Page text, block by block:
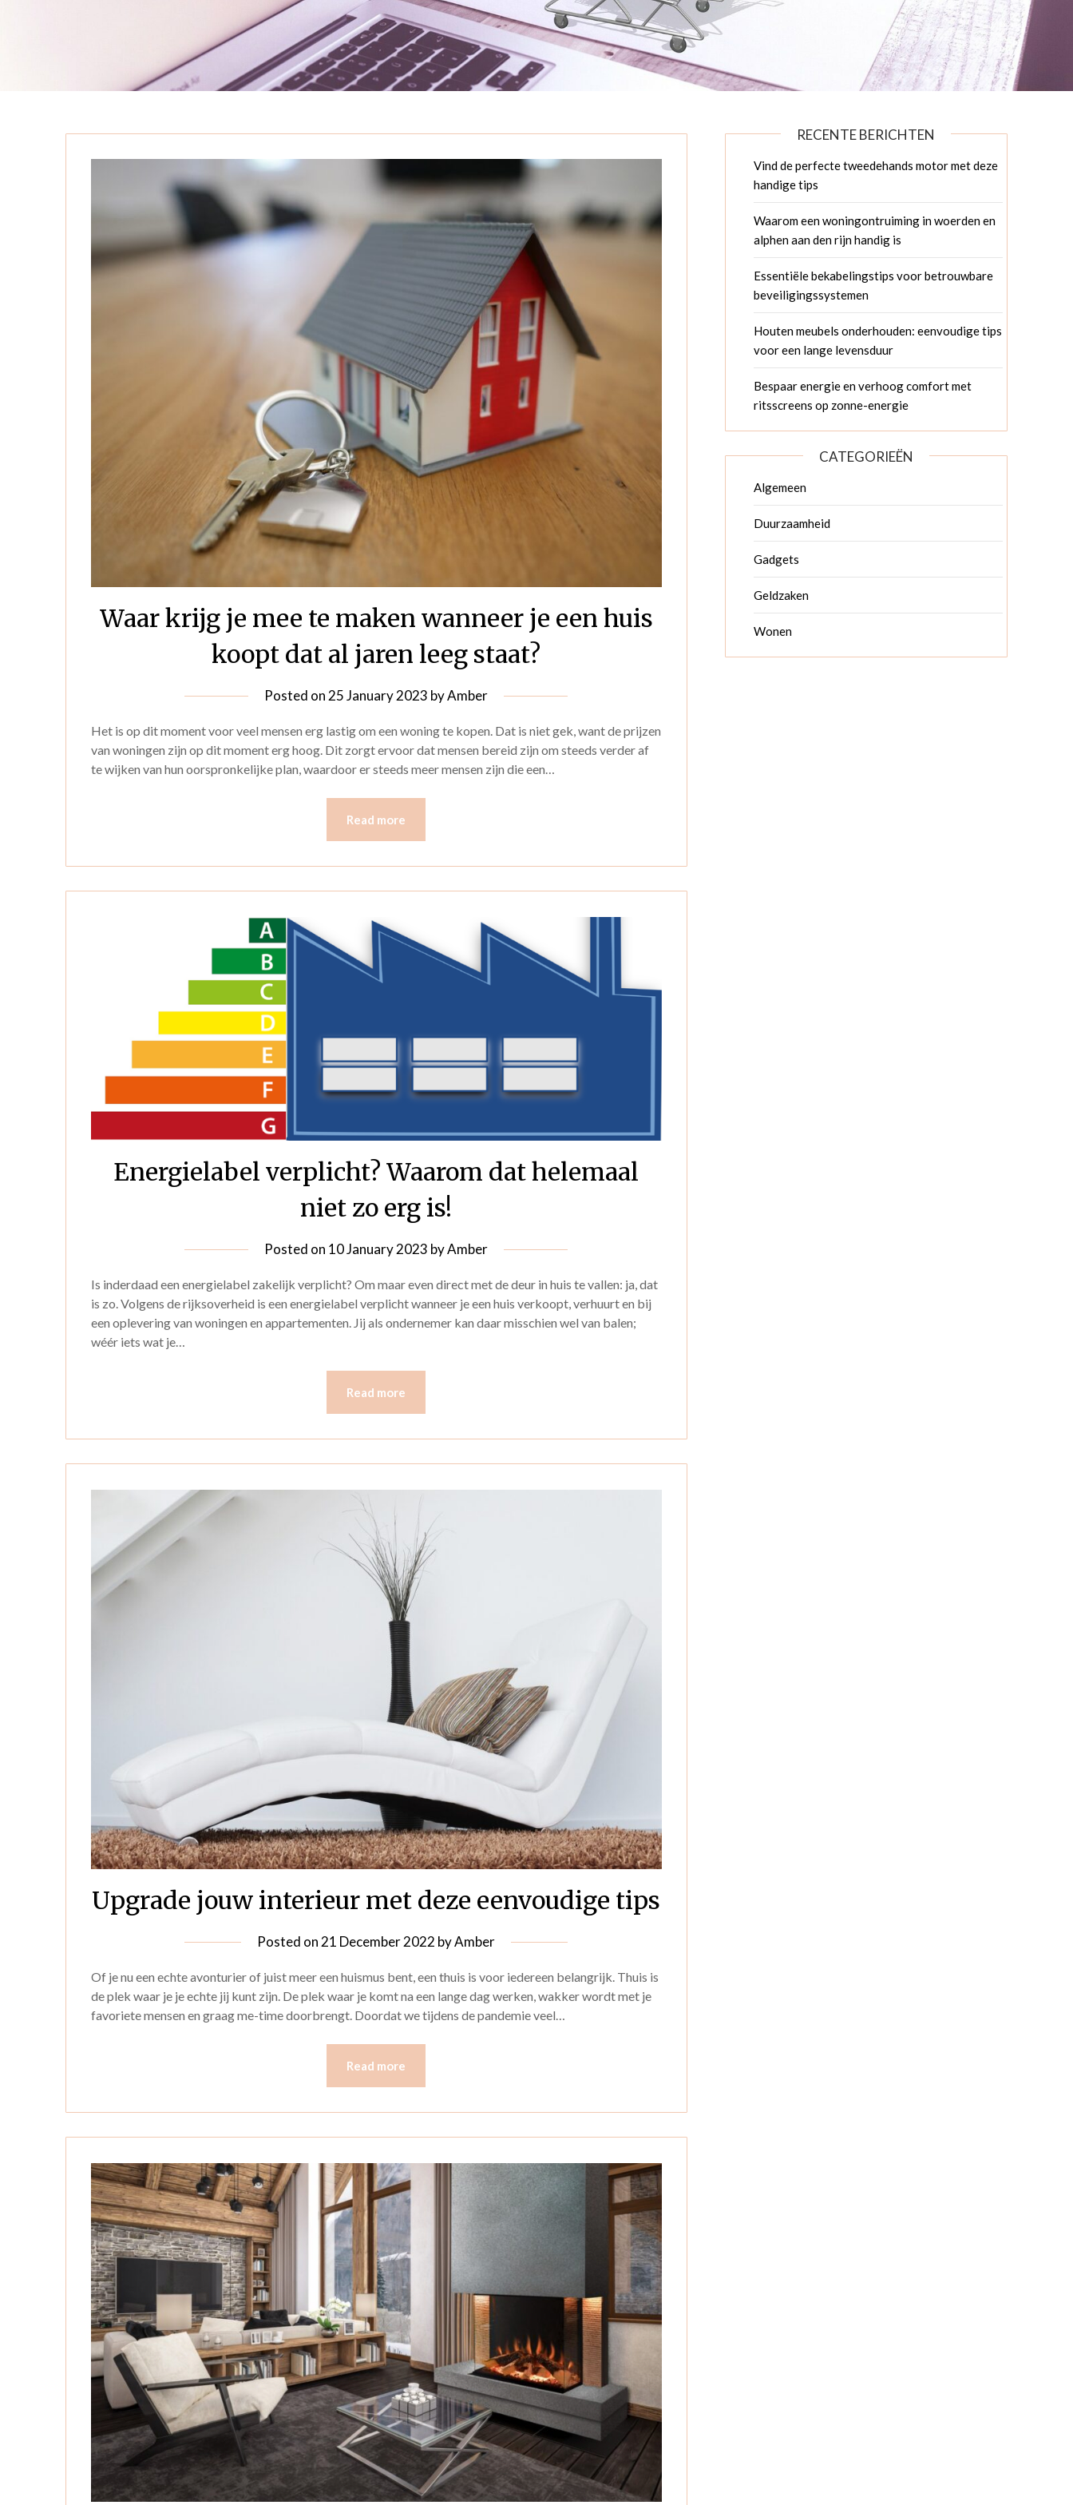
Waar krijg je mee te maken wanneer je een huis
koopt dat al jaren leeg staat?
Posted on25 January 2023 byAmber
Het is op dit moment voor veel mensen erg lastig om een woning te kopen. Dat is niet gek, want de prijzen
van woningen zijn op dit moment erg hoog. Dit zorgt ervoor dat mensen bereid zijn om steeds verder af
te wijken van hun oorspronkelijke plan, waardoor er steeds meer mensen zijn die een…
Read more
Energielabel verplicht? Waarom dat helemaal
niet zo erg is!
Posted on 10 January 2023 byAmber
Is inderdaad een energielabel zakelijk verplicht? Om maar even direct met de deur in huis te vallen: ja, dat
is zo. Volgens de rijksoverheid is een energielabel verplicht wanneer je een huis verkoopt, verhuurt en bij
een oplevering van woningen en appartementen. Jij als ondernemer kan daar misschien wel van balen;
wéér iets wat je…
Read more
Upgrade jouw interieur met deze eenvoudige tips
Posted on21 December 2022 byAmber
Of je nu een echte avonturier of juist meer een huismus bent, een thuis is voor iedereen belangrijk. Thuis is
de plek waar je je echte jij kunt zijn. De plek waar je komt na een lange dag werken, wakker wordt met je
favoriete mensen en graag me-time doorbrengt. Doordat we tijdens de pandemie veel…
Read more
RECENTE BERICHTEN
Vind de perfecte tweedehands motor met deze
handige tips
Waarom een woningontruiming in woerden en
alphen aan den rijn handig is
Essentiële bekabelingstips voor betrouwbare
beveiligingssystemen
Houten meubels onderhouden: eenvoudige tips
voor een lange levensduur
Bespaar energie en verhoog comfort met
ritsscreens op zonne-energie
CATEGORIEËN
Algemeen
Duurzaamheid
Gadgets
Geldzaken
Wonen